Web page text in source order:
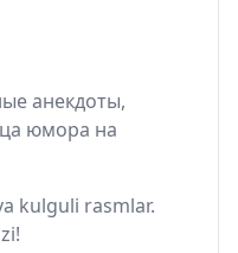
анекдоты,
юмора на
kulguli rasmlar.